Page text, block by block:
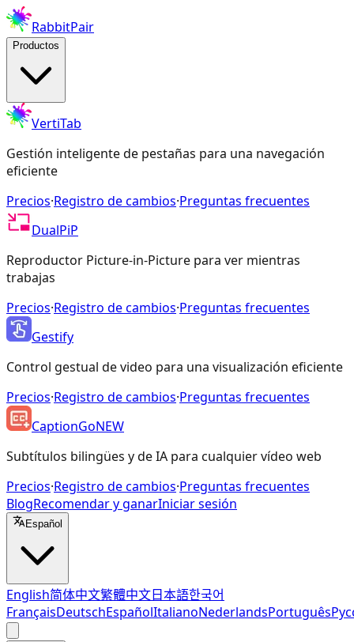
RabbitPair
Productos
VertiTab
Gestión inteligente de pestañas para una navegación
eficiente
Precios·Registro de cambios·Preguntas frecuentes
DualPiP
Reproductor Picture-in-Picture para ver mientras
trabajas
Precios·Registro de cambios·Preguntas frecuentes
Gestify
Control gestual de video para una visualización eficiente
Precios·Registro de cambios·Preguntas frecuentes
CaptionGoNEW
Subtítulos bilingües y de IA para cualquier vídeo web
Precios·Registro de cambios·Preguntas frecuentes
BlogRecomendar y ganarIniciar sesión
Español
English简体中文繁體中文日本語한국어
FrançaisDeutschEspañolItalianoNederlandsPortuguês